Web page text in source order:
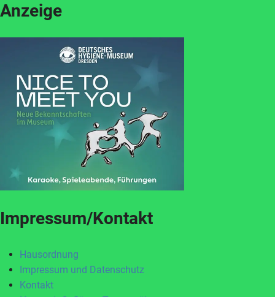
Anzeige
Impressum/Kontakt
Hausordnung
Impressum und Datenschutz
Kontakt